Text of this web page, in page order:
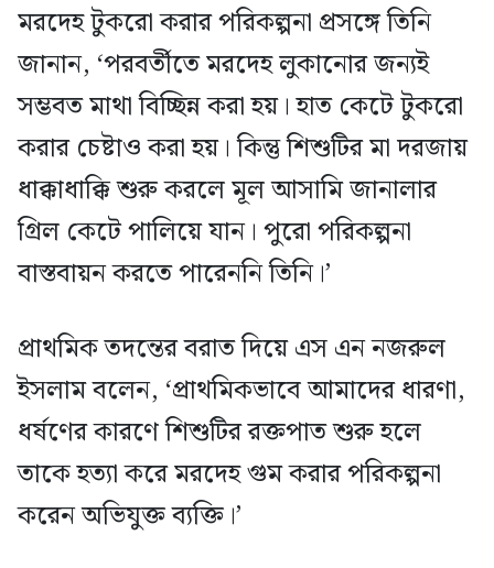
মরদেহ টুকরো করার পরিকল্পনা প্রসঙ্গে তিনি
জানান, ‘পরবর্তীতে মরদেহ লুকানোর জন্যই
সম্ভবত মাথা বিচ্ছিন্ন করা হয়। হাত কেটে টুকরো
করার চেষ্টাও করা হয়। কিন্তু শিশুটির মা দরজায়
ধাক্কাধাক্কি শুরু করলে মূল আসামি জানালার
গ্রিল কেটে পালিয়ে যান। পুরো পরিকল্পনা
বাস্তবায়ন করতে পারেননি তিনি।’
প্রাথমিক তদন্তের বরাত দিয়ে এস এন নজরুল
ইসলাম বলেন, ‘প্রাথমিকভাবে আমাদের ধারণা,
ধর্ষণের কারণে শিশুটির রক্তপাত শুরু হলে
তাকে হত্যা করে মরদেহ গুম করার পরিকল্পনা
করেন অভিযুক্ত ব্যক্তি।’